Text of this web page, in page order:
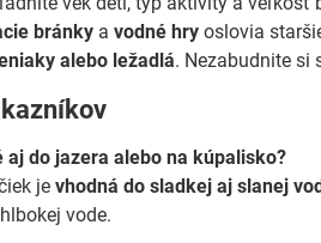
bránky avodné hry oslovia
alebo ležadlá. Nezabudnite si
do jazera alebo na kúpalisko?
jevhodná do sladkej aj slanej
vode.